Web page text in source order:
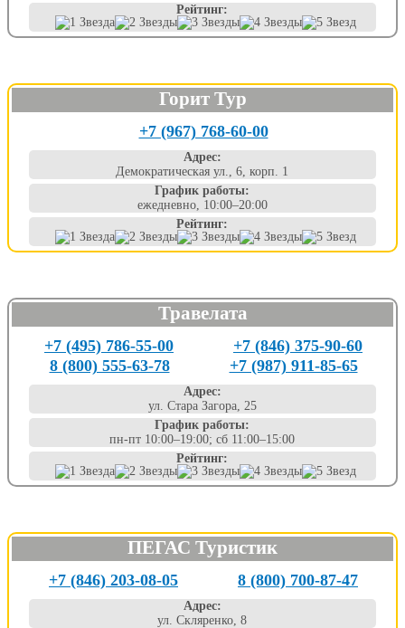
Рейтинг:
Горит Тур
+7 (967) 768-60-00
Адрес:
Демократическая ул., 6, корп. 1
График работы:
ежедневно, 10:00–20:00
Рейтинг:
Травелата
+7 (495) 786-55-00
+7 (846) 375-90-60
8 (800) 555-63-78
+7 (987) 911-85-65
Адрес:
ул. Стара Загора, 25
График работы:
пн-пт 10:00–19:00; сб 11:00–15:00
Рейтинг:
ПЕГАС Туристик
+7 (846) 203-08-05 8 (800) 700-87-47
Адрес:
ул. Скляренко, 8